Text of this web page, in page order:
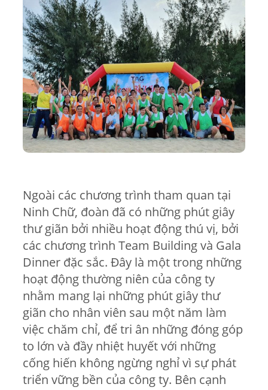
Ngoài các chương trình tham quan tại
Ninh Chữ, đoàn đã có những phút giây
thư giãn bởi nhiều hoạt động thú vị, bởi
các chương trình Team Building và Gala
Dinner đặc sắc. Đây là một trong những
hoạt động thường niên của công ty
nhằm mang lại những phút giây thư
giãn cho nhân viên sau một năm làm
việc chăm chỉ, để tri ân những đóng góp
to lớn và đầy nhiệt huyết với những
cống hiến không ngừng nghỉ vì sự phát
triển vững bền của công ty. Bên cạnh